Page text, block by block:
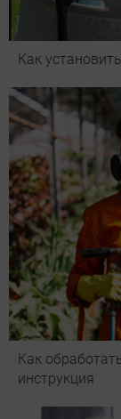
Как
Как
инструкция